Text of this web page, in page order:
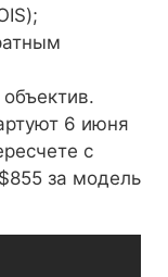
6 июня
с
за модель